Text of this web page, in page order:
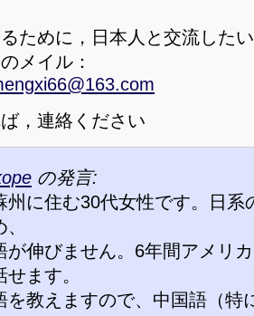
ために，日本人と交流した
メイル：
，連絡ください
の発言:
州に住む30代女性です。日系
が伸びません。6年間アメリ
ます。
を教えますので、中国語（特